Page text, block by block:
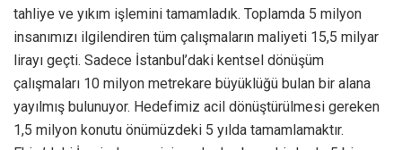
tahliye ve yıkım işlemini tamamladık. Toplamda 5 milyon
insanımızı ilgilendiren tüm çalışmaların maliyeti 15,5 milyar
lirayı geçti. Sadece İstanbul’daki kentsel dönüşüm
çalışmaları 10 milyon metrekare büyüklüğü bulan bir alana
yayılmış bulunuyor. Hedefimiz acil dönüştürülmesi gereken
1,5 milyon konutu önümüzdeki 5 yılda tamamlamaktır.